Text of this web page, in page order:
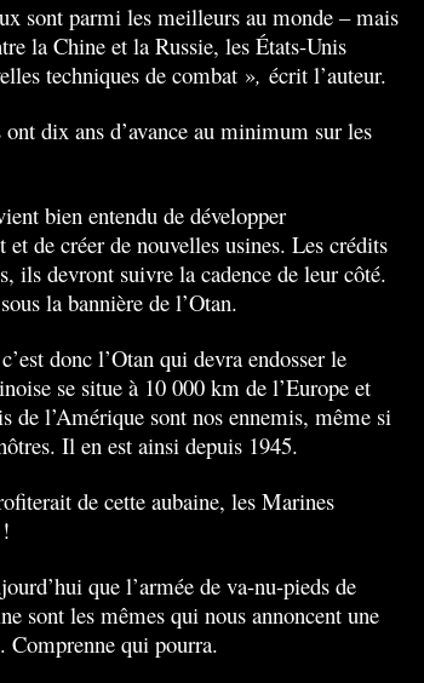
sont parmi les meilleurs au monde – mais
la Chine et la Russie, les États-Unis
techniques de combat », écrit l’auteur.
dix ans d’avance au minimum sur les
bien entendu de développer
de créer de nouvelles usines. Les crédits
ils devront suivre la cadence de leur côté.
la bannière de l’Otan.
donc l’Otan qui devra endosser le
se situe à 10 000 km de l’Europe et
de l’Amérique sont nos ennemis, même si
Il en est ainsi depuis 1945.
de cette aubaine, les Marines
que l’armée de va-nu-pieds de
sont les mêmes qui nous annoncent une
Comprenne qui pourra.